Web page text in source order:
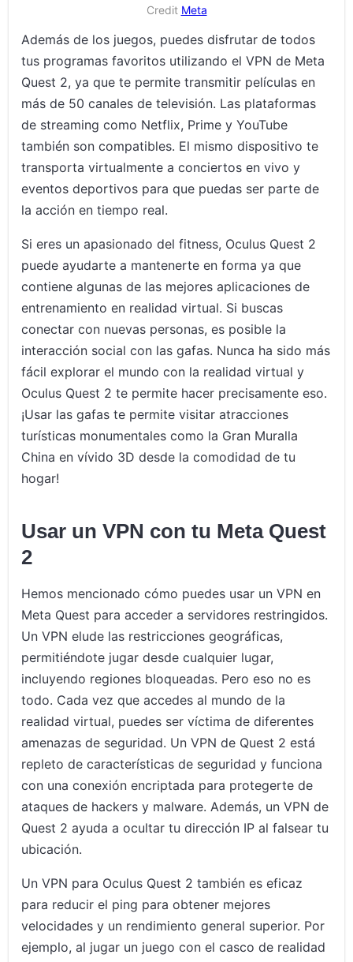
Credit Meta
Además de los juegos, puedes disfrutar de todos
tus programas favoritos utilizando el VPN de Meta
Quest 2, ya que te permite transmitir películas en
más de 50 canales de televisión. Las plataformas
de streaming como Netflix, Prime y YouTube
también son compatibles. El mismo dispositivo te
transporta virtualmente a conciertos en vivo y
eventos deportivos para que puedas ser parte de
la acción en tiempo real.
Si eres un apasionado del fitness, Oculus Quest 2
puede ayudarte a mantenerte en forma ya que
contiene algunas de las mejores aplicaciones de
entrenamiento en realidad virtual. Si buscas
conectar con nuevas personas, es posible la
interacción social con las gafas. Nunca ha sido más
fácil explorar el mundo con la realidad virtual y
Oculus Quest 2 te permite hacer precisamente eso.
¡Usar las gafas te permite visitar atracciones
turísticas monumentales como la Gran Muralla
China en vívido 3D desde la comodidad de tu
hogar!
Usar un VPN con tu Meta Quest
2
Hemos mencionado cómo puedes usar un VPN en
Meta Quest para acceder a servidores restringidos.
Un VPN elude las restricciones geográficas,
permitiéndote jugar desde cualquier lugar,
incluyendo regiones bloqueadas. Pero eso no es
todo. Cada vez que accedes al mundo de la
realidad virtual, puedes ser víctima de diferentes
amenazas de seguridad. Un VPN de Quest 2 está
repleto de características de seguridad y funciona
con una conexión encriptada para protegerte de
ataques de hackers y malware. Además, un VPN de
Quest 2 ayuda a ocultar tu dirección IP al falsear tu
ubicación.
Un VPN para Oculus Quest 2 también es eficaz
para reducir el ping para obtener mejores
velocidades y un rendimiento general superior. Por
ejemplo, al jugar un juego con el casco de realidad